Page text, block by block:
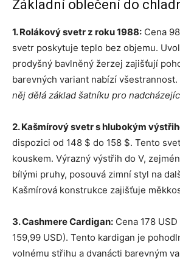
Základní oblečení do
1. Rolákový svetr z roku 1988: Cena
svetr poskytuje teplo bez objemu.
prodyšný bavlněný žerzej zajišťují
barevných variant nabízí všestrannost.
něj dělá základ šatníku pro
2. Kašmírový svetr s hlubokým
dispozici od 148 $ do 158 $. Tento
kouskem. Výrazný výstřih do V,
bílými pruhy, posouvá zimní styl na
Kašmírová konstrukce zajišťuje
3. Cashmere Cardigan: Cena 178
159,99 USD). Tento kardigan je
volnému střihu a dvanácti barevným